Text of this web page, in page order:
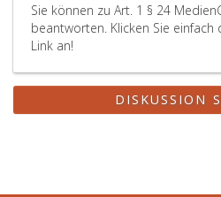
Sie können zu Art. 1 § 24
beantworten. Klicken Sie
Link an!
DISKUSSION